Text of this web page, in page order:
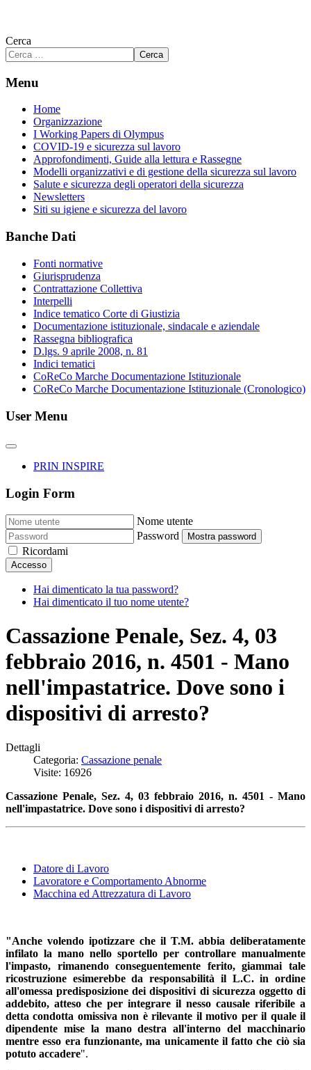
Cerca
Cerca
Menu
Home
Organizzazione
I Working Papers di Olympus
COVID-19 e sicurezza sul lavoro
Approfondimenti, Guide alla lettura e Rassegne
Modelli organizzativi e di gestione della sicurezza sul lavoro
Salute e sicurezza degli operatori della sicurezza
Newsletters
Siti su igiene e sicurezza del lavoro
Banche Dati
Fonti normative
Giurisprudenza
Contrattazione Collettiva
Interpelli
Indice tematico Corte di Giustizia
Documentazione istituzionale, sindacale e aziendale
Rassegna bibliografica
D.lgs. 9 aprile 2008, n. 81
Indici tematici
CoReCo Marche Documentazione Istituzionale
CoReCo Marche Documentazione Istituzionale (Cronologico)
User Menu
PRIN INSPIRE
Login Form
Nome utente
Password
Mostra password
Ricordami
Accesso
Hai dimenticato la tua password?
Hai dimenticato il tuo nome utente?
Cassazione Penale, Sez. 4, 03
febbraio 2016, n. 4501 - Mano
nell'impastatrice. Dove sono i
dispositivi di arresto?
Dettagli
Categoria: Cassazione penale
Visite: 16926
Cassazione Penale, Sez. 4, 03 febbraio 2016, n. 4501 - Mano
nell'impastatrice. Dove sono i dispositivi di arresto?
Datore di Lavoro
Lavoratore e Comportamento Abnorme
Macchina ed Attrezzatura di Lavoro
"Anche volendo ipotizzare che il T.M. abbia deliberatamente
infilato la mano nello sportello per controllare manualmente
l'impasto, rimanendo conseguentemente ferito, giammai tale
ricostruzione esimerebbe da responsabilità il L.C. in ordine
all'omessa predisposizione dei dispositivi di sicurezza oggetto di
addebito, atteso che per integrare il nesso causale riferibile a
detta condotta omissiva non è rilevante il motivo per il quale il
dipendente mise la mano destra all'interno del macchinario
mentre esso era funzionante, ma unicamente il fatto che ciò sia
potuto accadere".